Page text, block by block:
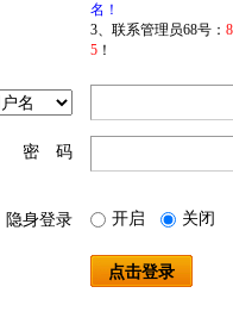
名！
3、联系管理员68号：
5 ！
密 码
隐身登录 开启 关闭
点击登录